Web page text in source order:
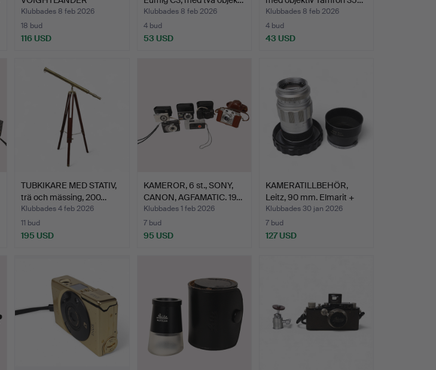
BESSAMATIC, OLYMPUS
P…
Klubbades 8 feb 2026
18 bud
116 USD
Klubbades 8 feb 2026
4 bud
53 USD
Klubbades 8 feb 2026
4 bud
43 USD
TUBKIKARE MED STATIV,
trä och mässing, 200…
Klubbades 4 feb 2026
11 bud
195 USD
KAMEROR, 6 st., SONY,
CANON, AGFAMATIC. 19…
Klubbades 1 feb 2026
7 bud
95 USD
KAMERATILLBEHÖR,
Leitz, 90 mm. Elmarit +
m…
Klubbades 30 jan 2026
7 bud
127 USD